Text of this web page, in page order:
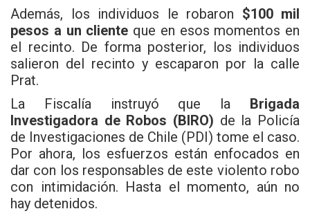
Además, los individuos le robaron $100 mil
pesos a un cliente que en esos momentos en
el recinto. De forma posterior, los individuos
salieron del recinto y escaparon por la calle
Prat.
La Fiscalía instruyó que la Brigada
Investigadora de Robos (BIRO) de la Policía
de Investigaciones de Chile (PDI) tome el caso.
Por ahora, los esfuerzos están enfocados en
dar con los responsables de este violento robo
con intimidación. Hasta el momento, aún no
hay detenidos.